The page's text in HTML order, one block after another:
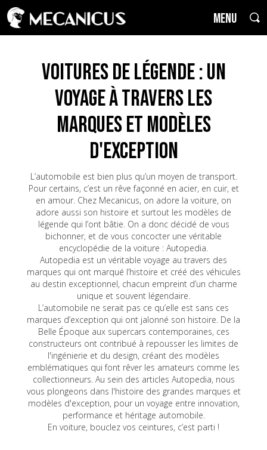
MENU
Voitures de Légende : un
voyage à travers les
marques et modèles
d'exception
L’automobile est bien plus qu’un moyen de transport.
Pour certains, c’est un rêve façonné en acier, en cuir, et
en amour. Chez Mecanicus, on adore la voiture, on
adore aussi son histoire et surtout les modèles de
légende qui l’ont bâtie. On a donc décidé de vous
bichonner, et de vous concocter une véritable
encyclopédie de la voiture : Autopedia.
Autopedia est un véritable voyage au travers des
marques qui ont marqué l’histoire et créé des véhicules
au destin exceptionnel, chacun empreint d’un charme
unique et souvent légendaire.
L’automobile ne serait pas ce qu’elle est sans ces
marques d’exception qui ont jalonné son histoire. De la
Belle Époque aux supercars contemporaines, ces
constructeurs ont contribué à repousser les limites de
l'ingénierie et du design, créant des modèles
emblématiques qui font rêver les amateurs comme les
collectionneurs. Au sein des articles Autopedia, nous
vous plongeons dans l'histoire des grandes marques et
modèles d'exception, pour un voyage entre innovation,
performance et héritage automobile.
En voiture, bouclez vos ceintures, c’est parti !